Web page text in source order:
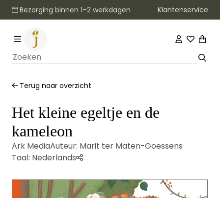
Bezorging binnen 1–2 werkdagen Klantenservice
Terug naar overzicht
Het kleine egeltje en de
kameleon
Ark MediaAuteur: Marit ter Maten-Goessens
Taal: Nederlands